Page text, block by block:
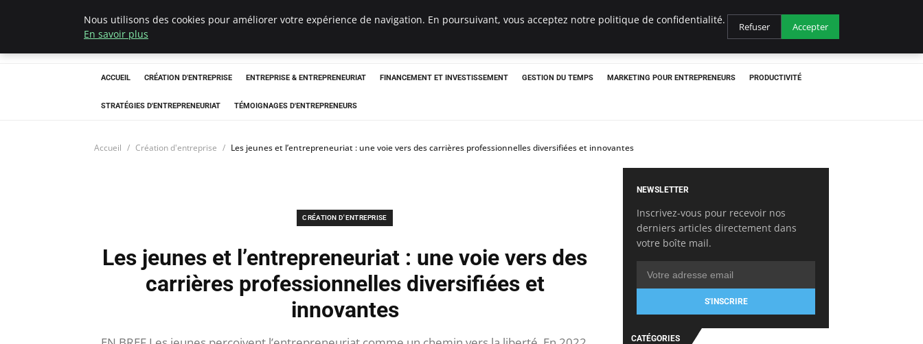
LECFCM
ACCUEIL CRÉATION D'ENTREPRISE ENTREPRISE & ENTREPRENEURIAT FINANCEMENT ET INVESTISSEMENT GESTION DU TEMPS MARKETING POUR ENTREPRENEURS PRODUCTIVITÉ
STRATÉGIES D'ENTREPRENEURIAT TÉMOIGNAGES D'ENTREPRENEURS
Accueil Création d'entreprise Les jeunes et l’entrepreneuriat : une voie vers des carrières professionnelles diversifiées et innovantes
CRÉATION D'ENTREPRISE
Les jeunes et l’entrepreneuriat : une voie vers des
carrières professionnelles diversifiées et
innovantes
NEWSLETTER
Inscrivez-vous pour recevoir nos
derniers articles directement dans
votre boîte mail.
S'INSCRIRE
CATÉGORIES
Nous utilisons des cookies pour améliorer votre expérience de navigation. En poursuivant, vous acceptez notre politique de confidentialité.
En savoir plus
Refuser Accepter